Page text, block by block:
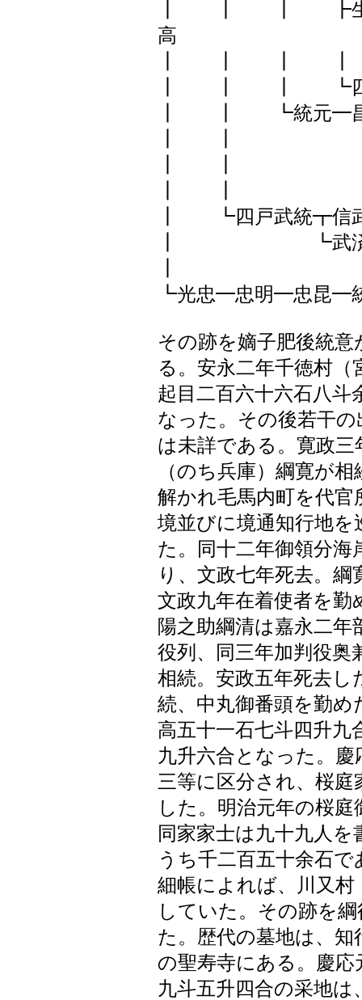
┃ ┃ ┃ ┣生休
高
┃ ┃ ┃ ┗四戸
┃ ┃ ┗統元━昌統
┃ ┗四戸武統┳信
┃ ┗武済━慶
┗光忠━忠明━
その跡を嫡子肥後統
る。安永二年千徳村（
起目二百六十六石八斗
なった。その後若干
は未詳である。寛政
（のち兵庫）綱寛が
解かれ毛馬内町を代
境並びに境通知行地を
た。同十二年御領分海
り、文政七年死去。
文政九年在着使者を勤
陽之助綱清は嘉永二
役列、同三年加判役奥
相続。安政五年死去し
続、中丸御番頭を勤め
高五十一石七斗四升九
九升六合となった。
三等に区分され、桜
した。明治元年の桜
同家家士は九十九人
うち千二百五十余石
細帳によれば、川又村
していた。その跡を
た。歴代の墓地は、
の聖寿寺にある。慶応
九斗五升四合の采地は